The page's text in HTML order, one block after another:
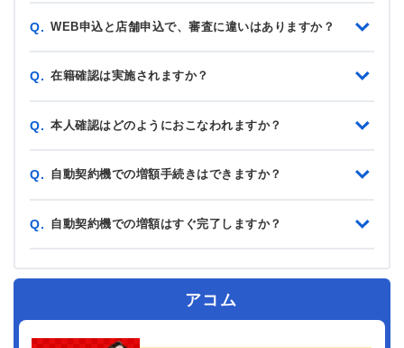
Q. WEB申込と店舗申込で、審査に違いはありますか？
Q. 在籍確認は実施されますか？
Q. 本人確認はどのようにおこなわれますか？
Q. 自動契約機での増額手続きはできますか？
Q. 自動契約機での増額はすぐ完了しますか？
アコム